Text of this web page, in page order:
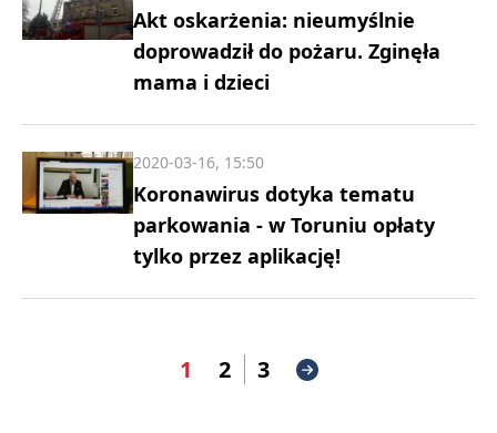
Akt oskarżenia: nieumyślnie
doprowadził do pożaru. Zginęła
mama i dzieci
Koronawirus dotyka tematu
parkowania - w Toruniu opłaty
tylko przez aplikację!
2020-03-16, 15:50
1 2 3